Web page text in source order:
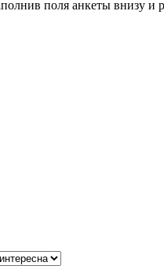
поля анкеты внизу и